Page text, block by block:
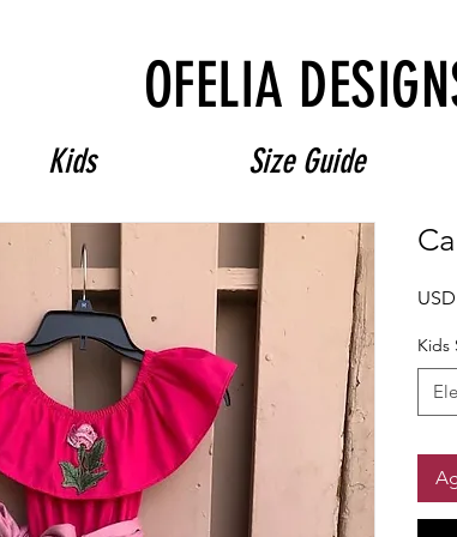
OFELIA
Kids Size Guide
Kids